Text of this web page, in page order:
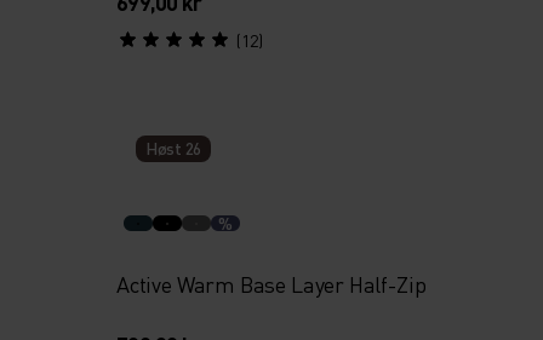
(12)
Høst 26
%
Active Warm Base Layer Half-Zip